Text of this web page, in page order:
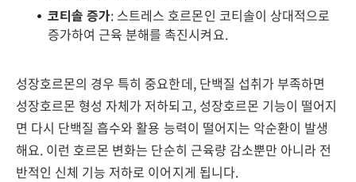
코티솔 증가: 스트레스 호르몬인 코티솔이 상대적으로
증가하여 근육 분해를 촉진시켜요.
성장호르몬의 경우 특히 중요한데, 단백질 섭취가 부족하면
성장호르몬 형성 자체가 저하되고, 성장호르몬 기능이 떨어지
면 다시 단백질 흡수와 활용 능력이 떨어지는 악순환이 발생
해요. 이런 호르몬 변화는 단순히 근육량 감소뿐만 아니라 전
반적인 신체 기능 저하로 이어지게 됩니다.